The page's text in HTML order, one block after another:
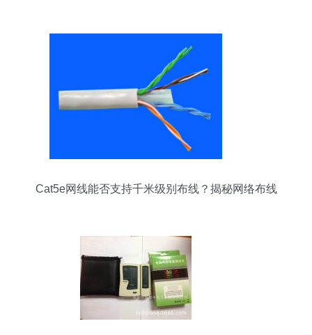
Cat5e网线能否支持千米级别布线？揭秘网络布线